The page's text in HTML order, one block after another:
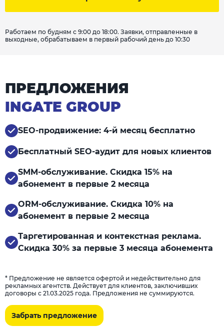
Работаем по будням с 9:00 до 18:00. Заявки, отправленные в
выходные, обрабатываем в первый рабочий день до 10:30
ПРЕДЛОЖЕНИЯ
INGATE GROUP
SEO-продвижение: 4-й месяц бесплатно
Бесплатный SEO-аудит для новых клиентов
SMM-обслуживание. Скидка 15% на
абонемент в первые 2 месяца
ORM-обслуживание. Скидка 10% на
абонемент в первые 2 месяца
Таргетированная и контекстная реклама.
Скидка 30% за первые 3 месяца абонемента
* Предложение не является офертой и недействительно для
рекламных агентств. Действует для клиентов, заключивших
договоры с 21.03.2025 года. Предложения не суммируются.
Забрать предложение